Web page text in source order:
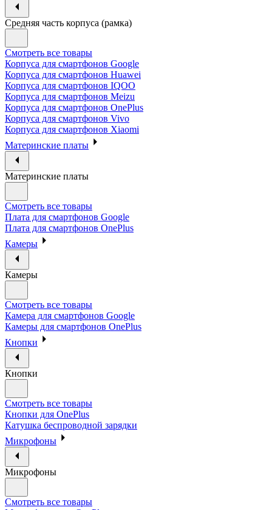
Средняя часть корпуса (рамка)
Смотреть все товары
Корпуса для смартфонов Google
Корпуса для смартфонов Huawei
Корпуса для смартфонов IQOO
Корпуса для смартфонов Meizu
Корпуса для смартфонов OnePlus
Корпуса для смартфонов Vivo
Корпуса для смартфонов Xiaomi
Материнские платы
Материнские платы
Смотреть все товары
Плата для смартфонов Google
Плата для смартфонов OnePlus
Камеры
Камеры
Смотреть все товары
Камера для смартфонов Google
Камеры для смартфонов OnePlus
Кнопки
Кнопки
Смотреть все товары
Кнопки для OnePlus
Катушка беспроводной зарядки
Микрофоны
Микрофоны
Смотреть все товары